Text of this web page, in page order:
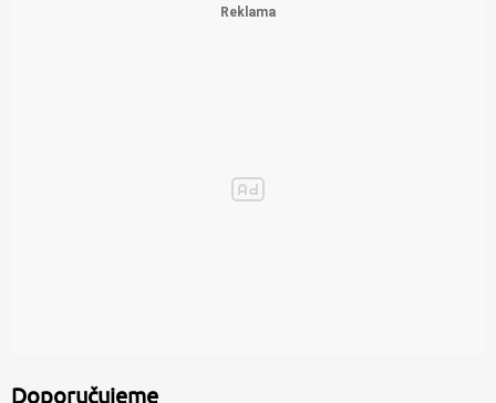
Doporučujeme